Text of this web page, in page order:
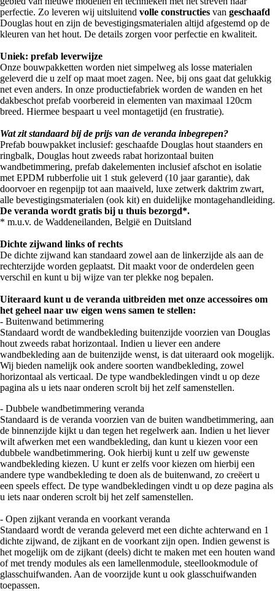
perfectie. Zo leveren wij uitsluitend volle constructies van geschaafd
Douglas hout en zijn de bevestigingsmaterialen altijd afgestemd op de
kleuren van het hout. De details zorgen voor perfectie en kwaliteit.
Uniek: prefab leverwijze
Onze bouwpakketten worden niet simpelweg als losse materialen
geleverd die u zelf op maat moet zagen. Nee, bij ons gaat dat gelukkig
net even anders. In onze productiefabriek worden de wanden en het
dakbeschot prefab voorbereid in elementen van maximaal 120cm
breed. Hiermee bespaart u veel montagetijd (en frustratie).
Wat zit standaard bij de prijs van de veranda inbegrepen?
Prefab bouwpakket inclusief: geschaafde Douglas hout staanders en
ringbalk, Douglas hout zweeds rabat horizontaal buiten
wandbetimmering, prefab dakelementen inclusief afschot en isolatie
met EPDM rubberfolie uit 1 stuk geleverd (10 jaar garantie), dak
doorvoer en regenpijp tot aan maaiveld, luxe zetwerk daktrim zwart,
alle bevestigingsmaterialen (ook kit) en duidelijke montagehandleiding.
De veranda wordt gratis bij u thuis bezorgd*.
* m.u.v. de Waddeneilanden, België en Duitsland
Dichte zijwand links of rechts
De dichte zijwand kan standaard zowel aan de linkerzijde als aan de
rechterzijde worden geplaatst. Dit maakt voor de onderdelen geen
verschil en kunt u bij wijze van ter plekke nog bepalen.
Uiteraard kunt u de veranda uitbreiden met onze accessoires om
het geheel naar uw eigen wens samen te stellen:
- Buitenwand betimmering
Standaard wordt de wandbekleding buitenzijde voorzien van Douglas
hout zweeds rabat horizontaal. Indien u liever een andere
wandbekleding aan de buitenzijde wenst, is dat uiteraard ook mogelijk.
Wij bieden namelijk ook andere soorten wandbekleding, zowel
horizontaal als verticaal. De type wandbekledingen vindt u op deze
pagina als u iets naar onderen scrolt bij het zelf samenstellen.
- Dubbele wandbetimmering veranda
Standaard is de veranda voorzien van de buiten wandbetimmering, aan
de binnenzijde kijkt u dan tegen het regelwerk aan. Indien u het liever
wilt afwerken met een wandbekleding, dan kunt u kiezen voor een
dubbele wandbetimmering. Ook hierbij kunt u zelf uw gewenste
wandbekleding kiezen. U kunt er zelfs voor kiezen om hierbij een
andere type wandbekleding te doen als de buitenwand, zo creëert u
een speels effect. De type wandbekledingen vindt u op deze pagina als
u iets naar onderen scrolt bij het zelf samenstellen.
- Open zijkant veranda en voorkant veranda
Standaard wordt de veranda geleverd met een dichte achterwand en 1
dichte zijwand, de zijkant en de voorkant zijn open. Indien gewenst is
het mogelijk om de zijkant (deels) dicht te maken met een houten wand
of met trendy modules als een lamellenmodule, steellookmodule of
glasschuifwanden. Aan de voorzijde kunt u ook glasschuifwanden
toepassen.